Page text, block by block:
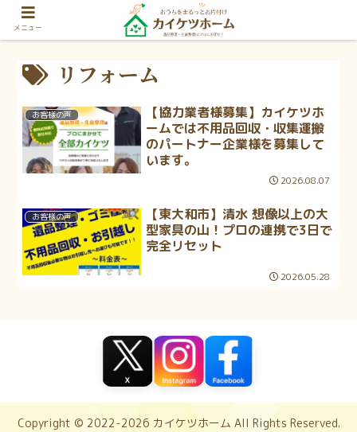
リフォーム
お客様の声
【協力業者様募集】カイケツホ
ームでは不用品回収・収集運搬
のパートナー企業様を募集して
います。
2026.08.07
お客様の声
【東大和市】清水 想像以上の大
型家具の山！プロの連携で3日で
完全リセット
2026.05.28
Copyright © 2022-2026 カイケツホーム All Rights Reserved.
メニュー